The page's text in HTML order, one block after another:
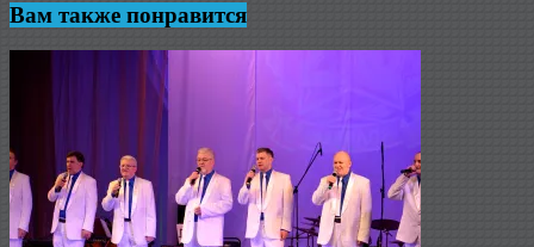
Вам также понравится